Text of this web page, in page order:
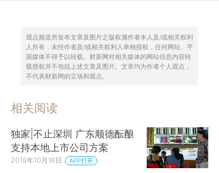
观点频道所发布文章及图片之版权属作者本人及/或相关权利
人所有，未经作者及/或相关权利人单独授权，任何网站、平
面媒体不得予以转载。财新网对相关媒体的网站信息内容转
载授权并不包括上述文章及图片。文章均为作者个人观点，
不代表财新网的立场和观点。
相关阅读
独家|不止深圳 广东顺德酝酿
支持本地上市公司方案
2018年10月16日 APP打开